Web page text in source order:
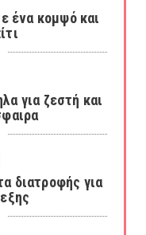
ένα κομψό και
για ζεστή και
διατροφής για